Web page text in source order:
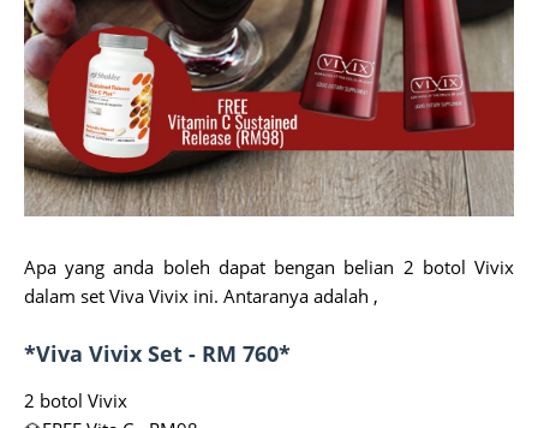
Apa yang anda boleh dapat bengan belian 2 botol Vivix
dalam set Viva Vivix ini. Antaranya adalah ,
*Viva Vivix Set - RM 760*
2 botol Vivix